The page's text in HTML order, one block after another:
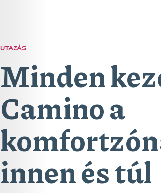
UTAZÁS
Minden
Camino a
innen és túl